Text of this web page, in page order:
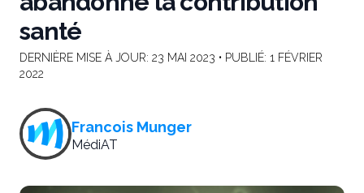
santé
DERNIÈRE MISE À JOUR: 23 MAI 2023 • PUBLIÉ: 1 FÉVRIER
2022
Francois Munger
MédiAT